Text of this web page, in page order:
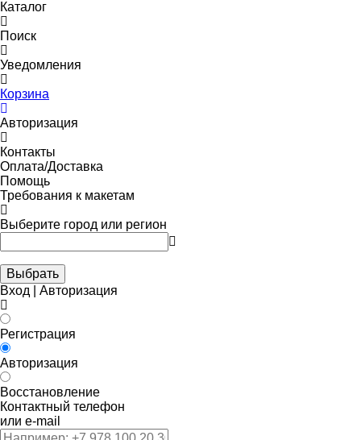
Каталог
Поиск
Уведомления
Корзина
Авторизация
Контакты
Оплата/Доставка
Помощь
Требования к макетам
Выберите город или регион
Выбрать
Вход | Авторизация
Регистрация
Авторизация
Восстановление
Контактный телефон
или e-mail